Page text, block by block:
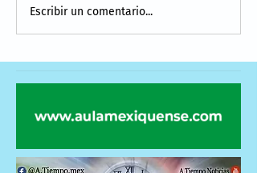
Escribir un comentario...